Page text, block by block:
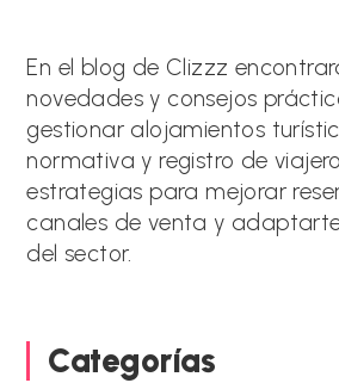
a
i
v
e
:
En el blog de Clizzz
novedades y consejos
gestionar alojamientos
normativa y registro de
estrategias para mejorar
canales de venta y
del sector.
Categorías